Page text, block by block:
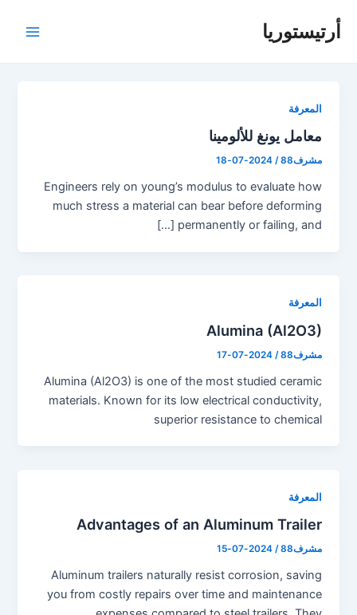
المحتوى
أرتيستوريا
المعرفة
معامل يونغ للألومينا
مشرف88 /
2024-07-18
Engineers rely on young’s modulus to evaluate how
much stress a material can bear before deforming
permanently or failing, and […]
المعرفة
Alumina (Al2O3)
مشرف88 /
2024-07-17
Alumina (Al2O3) is one of the most studied ceramic
materials. Known for its low electrical conductivity,
superior resistance to chemical
المعرفة
Advantages of an Aluminum Trailer
مشرف88 /
2024-07-15
Aluminum trailers naturally resist corrosion, saving
you from costly repairs over time and maintenance